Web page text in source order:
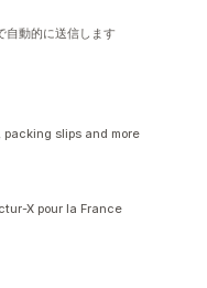
自動的に送信します
slips and more
X pour la France